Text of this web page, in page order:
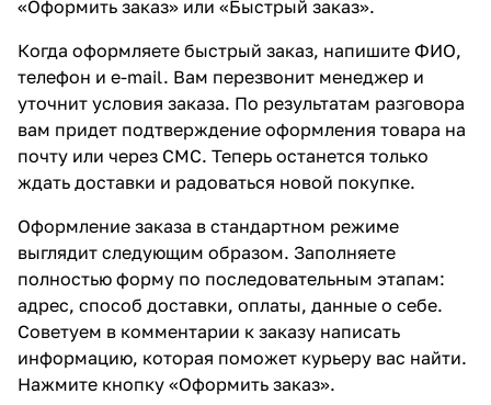
«Оформить заказ» или «Быстрый заказ».
Когда оформляете быстрый заказ, напишите ФИО,
телефон и e-mail. Вам перезвонит менеджер и
уточнит условия заказа. По результатам разговора
вам придет подтверждение оформления товара на
почту или через СМС. Теперь останется только
ждать доставки и радоваться новой покупке.
Оформление заказа в стандартном режиме
выглядит следующим образом. Заполняете
полностью форму по последовательным этапам:
адрес, способ доставки, оплаты, данные о себе.
Советуем в комментарии к заказу написать
информацию, которая поможет курьеру вас найти.
Нажмите кнопку «Оформить заказ».